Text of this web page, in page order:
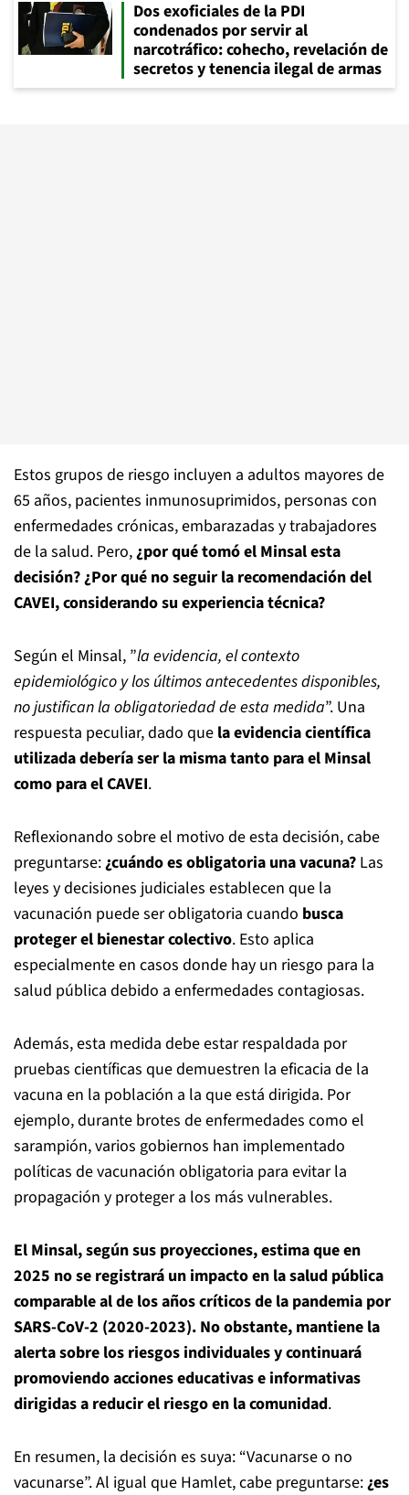
Dos exoficiales de la PDI
condenados por servir al
narcotráfico: cohecho, revelación de
secretos y tenencia ilegal de armas
Estos grupos de riesgo incluyen a adultos mayores de
65 años, pacientes inmunosuprimidos, personas con
enfermedades crónicas, embarazadas y trabajadores
de la salud. Pero,¿por qué tomó el Minsal esta
decisión? ¿Por qué no seguir la recomendación del
CAVEI, considerando su experiencia técnica?
Según el Minsal, ”la evidencia, el contexto
epidemiológico y los últimos antecedentes disponibles,
no justifican la obligatoriedad de esta medida”. Una
respuesta peculiar, dado que la evidencia científica
utilizada debería ser la misma tanto para el Minsal
como para el CAVEI.
Reflexionando sobre el motivo de esta decisión, cabe
preguntarse:¿cuándo es obligatoria una vacuna? Las
leyes y decisiones judiciales establecen que la
vacunación puede ser obligatoria cuando busca
proteger el bienestar colectivo. Esto aplica
especialmente en casos donde hay un riesgo para la
salud pública debido a enfermedades contagiosas.
Además, esta medida debe estar respaldada por
pruebas científicas que demuestren la eficacia de la
vacuna en la población a la que está dirigida. Por
ejemplo, durante brotes de enfermedades como el
sarampión, varios gobiernos han implementado
políticas de vacunación obligatoria para evitar la
propagación y proteger a los más vulnerables.
El Minsal, según sus proyecciones, estima que en
2025 no se registrará un impacto en la salud pública
comparable al de los años críticos de la pandemia por
SARS-CoV-2 (2020-2023). No obstante, mantiene la
alerta sobre los riesgos individuales y continuará
promoviendo acciones educativas e informativas
dirigidas a reducir el riesgo en la comunidad.
En resumen, la decisión es suya: “Vacunarse o no
vacunarse”. Al igual que Hamlet, cabe preguntarse:¿es